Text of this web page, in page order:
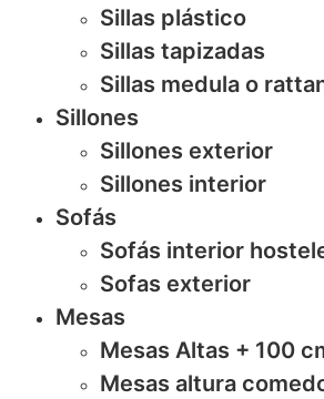
Sillas plástico
Sillas tapizadas
Sillas medula o
Sillones
Sillones exterior
Sillones interior
Sofás
Sofás interior
Sofas exterior
Mesas
Mesas Altas + 100
Mesas altura